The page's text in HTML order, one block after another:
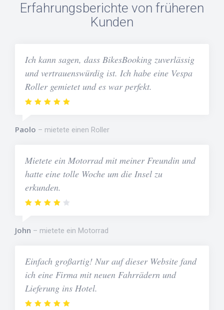
Erfahrungsberichte von früheren
Kunden
Ich kann sagen, dass BikesBooking zuverlässig
und vertrauenswürdig ist. Ich habe eine Vespa
Roller gemietet und es war perfekt.
Paolo mietete einen Roller
Mietete ein Motorrad mit meiner Freundin und
hatte eine tolle Woche um die Insel zu
erkunden.
John mietete ein Motorrad
Einfach großartig! Nur auf dieser Website fand
ich eine Firma mit neuen Fahrrädern und
Lieferung ins Hotel.